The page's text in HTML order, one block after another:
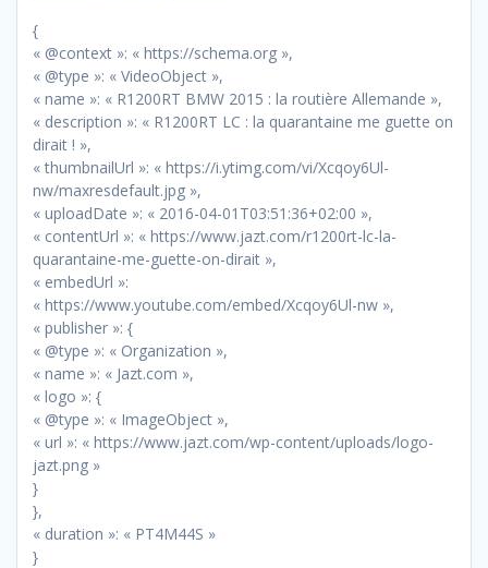
{
« @context »: « https://schema.org »,
« @type »: « VideoObject »,
« name »: « R1200RT BMW 2015 : la routière Allemande »,
« description »: « R1200RT LC : la quarantaine me guette on
dirait ! »,
« thumbnailUrl »: « https://i.ytimg.com/vi/Xcqoy6Ul-
nw/maxresdefault.jpg »,
« uploadDate »: « 2016-04-01T03:51:36+02:00 »,
« contentUrl »: « https://www.jazt.com/r1200rt-lc-la-
quarantaine-me-guette-on-dirait »,
« embedUrl »:
« https://www.youtube.com/embed/Xcqoy6Ul-nw »,
« publisher »: {
« @type »: « Organization »,
« name »: « Jazt.com »,
« logo »: {
« @type »: « ImageObject »,
« url »: « https://www.jazt.com/wp-content/uploads/logo-
jazt.png »
}
},
« duration »: « PT4M44S »
}